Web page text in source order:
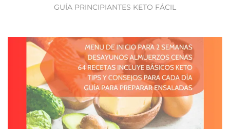
GUÍA PRINCIPIANTES KETO FÁCIL